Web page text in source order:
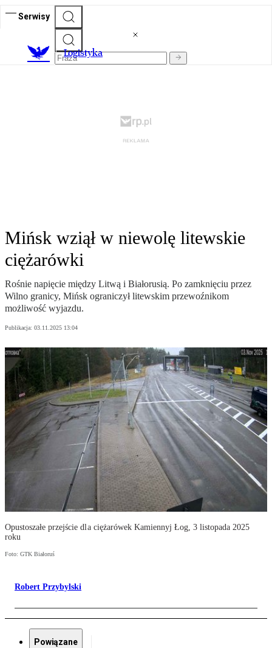
Serwisy
Logistyka
Mińsk wziął w niewolę litewskie
ciężarówki
Rośnie napięcie między Litwą i Białorusią. Po zamknięciu przez
Wilno granicy, Mińsk ograniczył litewskim przewoźnikom
możliwość wyjazdu.
Publikacja: 03.11.2025 13:04
Opustoszałe przejście dla ciężarówek Kamiennyj Łog, 3 listopada 2025
roku
Foto: GTK Białoruś
Robert Przybylski
Powiązane